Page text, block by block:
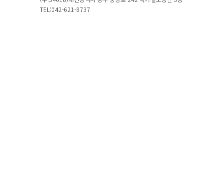
TEL:042-621-8737